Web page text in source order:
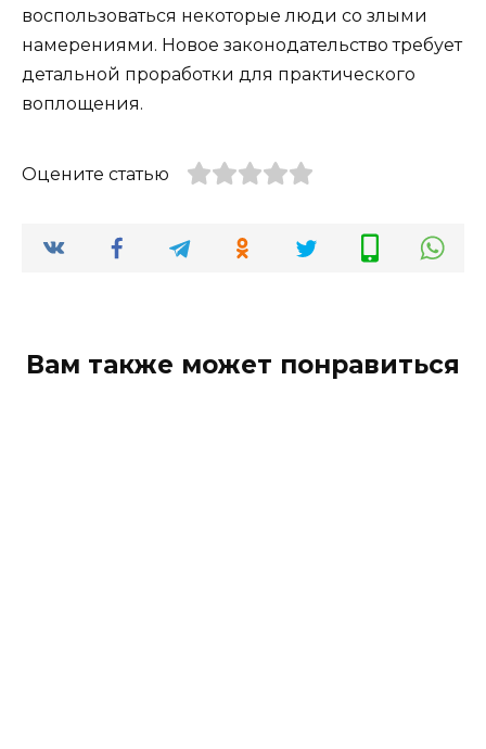
воспользоваться некоторые люди со злыми
намерениями. Новое законодательство требует
детальной проработки для практического
воплощения.
Оцените статью
Вам также может понравиться